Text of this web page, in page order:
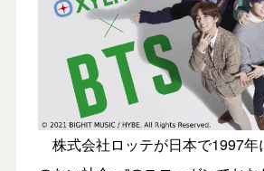
株式会社ロッテが日本で1997年